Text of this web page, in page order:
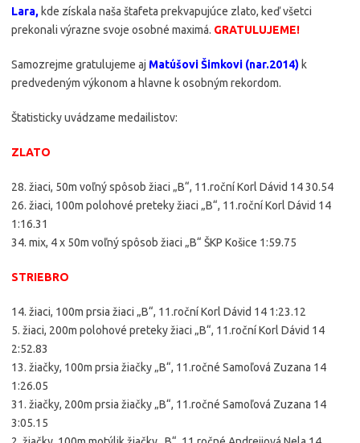
Lara, kde získala naša štafeta prekvapujúce zlato, keď všetci
prekonali výrazne svoje osobné maximá. GRATULUJEME!
Samozrejme gratulujeme aj Matúšovi Šimkovi (nar.2014) k
predvedeným výkonom a hlavne k osobným rekordom.
Štatisticky uvádzame medailistov:
ZLATO
28. žiaci, 50m voľný spôsob žiaci „B“, 11.roční Korl Dávid 14 30.54
26. žiaci, 100m polohové preteky žiaci „B“, 11.roční Korl Dávid 14
1:16.31
34. mix, 4 x 50m voľný spôsob žiaci „B“ ŠKP Košice 1:59.75
STRIEBRO
14. žiaci, 100m prsia žiaci „B“, 11.roční Korl Dávid 14 1:23.12
5. žiaci, 200m polohové preteky žiaci „B“, 11.roční Korl Dávid 14
2:52.83
13. žiačky, 100m prsia žiačky „B“, 11.ročné Samoľová Zuzana 14
1:26.05
31. žiačky, 200m prsia žiačky „B“, 11.ročné Samoľová Zuzana 14
3:05.15